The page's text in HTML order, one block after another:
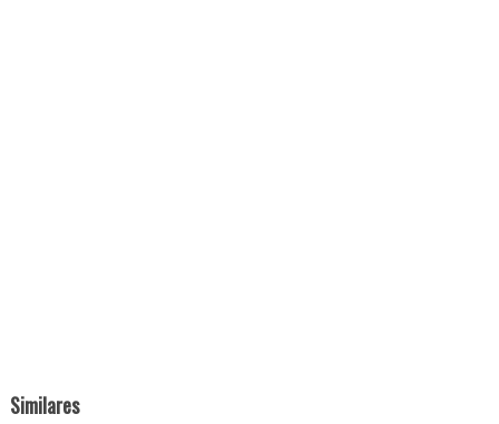
Similares